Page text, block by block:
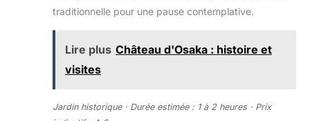
traditionnelle pour une pause contemplative.
Lire plus Château d'Osaka : histoire et
visites
Jardin historique · Durée estimée : 1 à 2 heures · Prix